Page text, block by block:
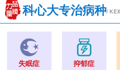
科心大专治病种/
失眠症 抑郁症